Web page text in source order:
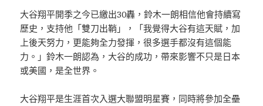
大谷翔平開季之今已繳出30轟，鈴木一朗相信他會持續寫
歷史，支持他「雙刀出鞘」，「我覺得大谷有這天賦，加
上後天努力，更能夠全力發揮，很多選手都沒有這個能
力。」鈴木一朗認為，大谷的成功，帶來影響不只是日本
或美國，是全世界。
大谷翔平是生涯首次入選大聯盟明星賽，同時將參加全壘